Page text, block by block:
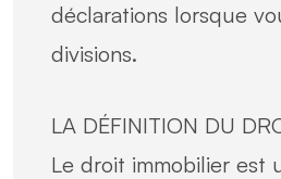
déclarations lorsque
divisions.
LA DÉFINITION DU
Le droit immobilier est